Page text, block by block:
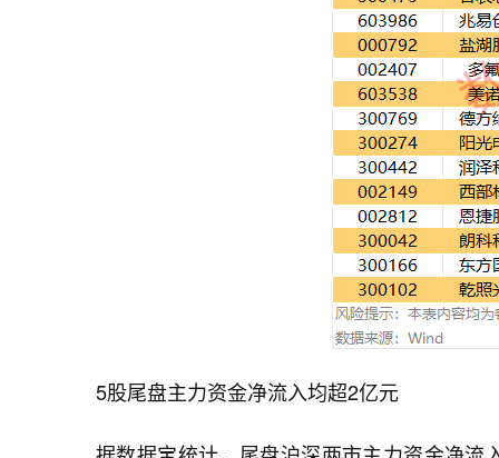
5股尾盘主力资金净流入均超2亿元